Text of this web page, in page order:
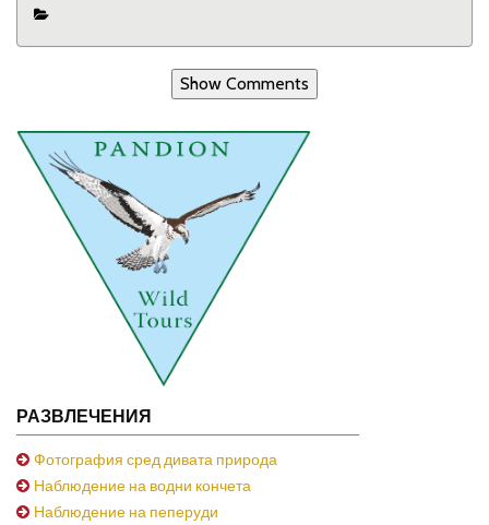
Show Comments
РАЗВЛЕЧЕНИЯ
Фотография сред дивата природа
Наблюдение на водни кончета
Наблюдение на пеперуди